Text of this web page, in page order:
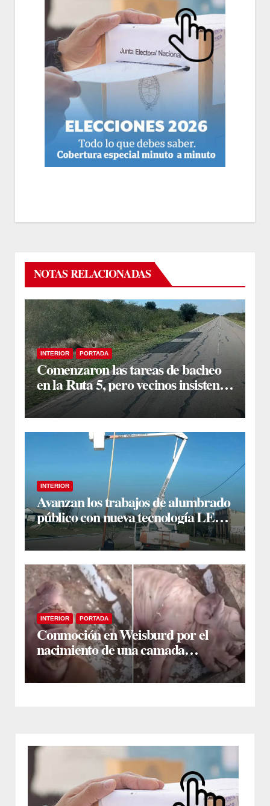
NOTAS RELACIONADAS
INTERIOR PORTADA
Comenzaron las tareas de bacheo
en la Ruta 5, pero vecinos insisten
en un reclamo integral
INTERIOR
Avanzan los trabajos de alumbrado
público con nueva tecnología LED
en Estación Taboada
INTERIOR PORTADA
Conmoción en Weisburd por el
nacimiento de una camada
lechones con graves deformaciones